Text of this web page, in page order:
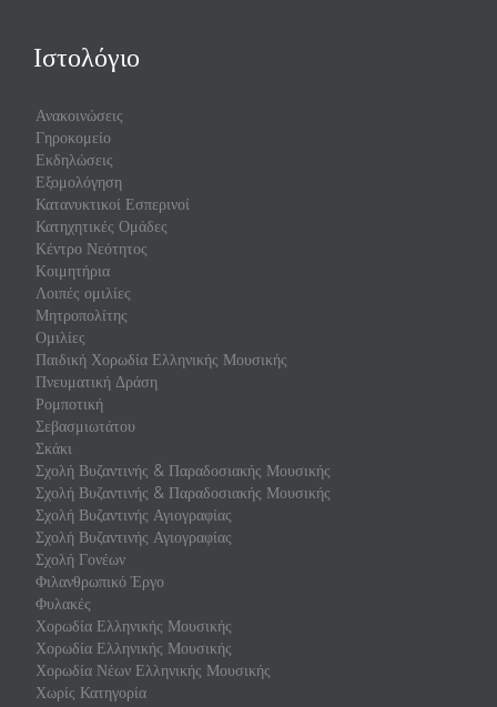
Ιστολόγιο
Ανακοινώσεις
Γηροκομείο
Εκδηλώσεις
Εξομολόγηση
Κατανυκτικοί Εσπερινοί
Κατηχητικές Ομάδες
Κέντρο Νεότητος
Κοιμητήρια
Λοιπές ομιλίες
Μητροπολίτης
Ομιλίες
Παιδική Χορωδία Ελληνικής Μουσικής
Πνευματική Δράση
Ρομποτική
Σεβασμιωτάτου
Σκάκι
Σχολή Βυζαντινής & Παραδοσιακής Μουσικής
Σχολή Βυζαντινής & Παραδοσιακής Μουσικής
Σχολή Βυζαντινής Αγιογραφίας
Σχολή Βυζαντινής Αγιογραφίας
Σχολή Γονέων
Φιλανθρωπικό Έργο
Φυλακές
Χορωδία Ελληνικής Μουσικής
Χορωδία Ελληνικής Μουσικής
Χορωδία Νέων Ελληνικής Μουσικής
Χωρίς Κατηγορία